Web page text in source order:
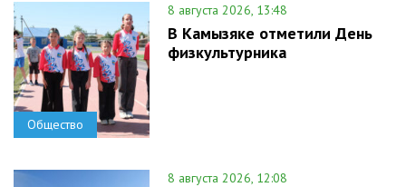
Общество
8 августа 2026, 13:48
В Камызяке отметили День
физкультурника
8 августа 2026, 12:08